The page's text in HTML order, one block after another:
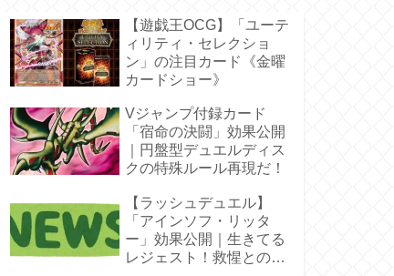
【遊戯王OCG】「ユーテ
ィリティ・セレクショ
ン」の注目カード《金曜
カードショー》
Vジャンプ付録カード
「宿命の決闘」効果公開
｜円盤型デュエルディス
クの特殊ルール再現だ！
【ラッシュデュエル】
「アインソフ・リッタ
ー」効果公開｜生きてる
レジェスト！救惺との相